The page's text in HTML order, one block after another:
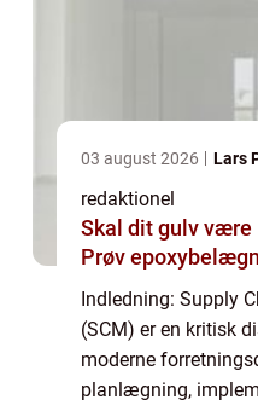
03 august 2026 Lars
redaktionel
Skal dit gulv være
Prøv
Indledning: Supply
(SCM) er en kritisk
moderne
planlægning,